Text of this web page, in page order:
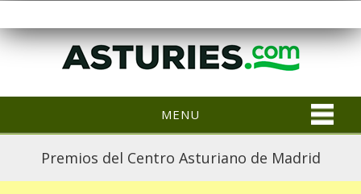
MENU
Premios del Centro Asturiano de Madrid